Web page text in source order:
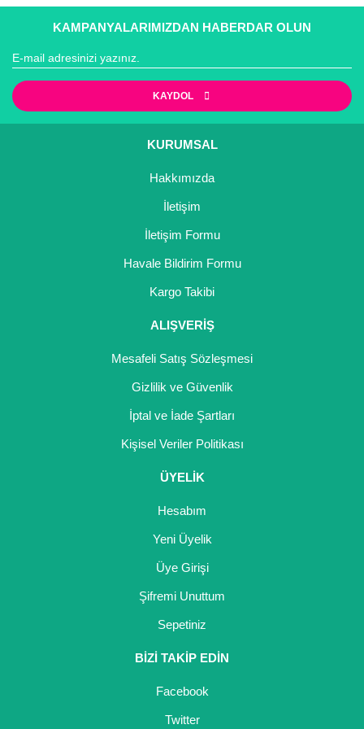
faaliyet göstermektedir.
Yorum Yaz
konularda yetersiz gördüğünüz noktaları öneri formunu
kullanarak tarafımıza iletebilirsiniz.
Ürün açıklamasında eksik bilgiler bulunuyor.
Bu ürüne benzer farklı alternatifler olmalı.
Gönder
KAMPANYALARIMIZDAN HABERDAR OLUN
KAYDOL
KURUMSAL
Hakkımızda
İletişim
İletişim Formu
Havale Bildirim Formu
Kargo Takibi
ALIŞVERİŞ
Mesafeli Satış Sözleşmesi
Gizlilik ve Güvenlik
İptal ve İade Şartları
Kişisel Veriler Politikası
ÜYELİK
Hesabım
Yeni Üyelik
Üye Girişi
Şifremi Unuttum
Sepetiniz
BİZİ TAKİP EDİN
Facebook
Twitter